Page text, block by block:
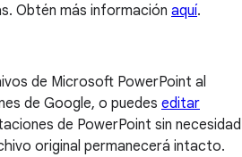
Obtén más información aquí.
de Microsoft PowerPoint al
de Google, o puedes editar
de PowerPoint sin necesidad
original permanecerá intacto.